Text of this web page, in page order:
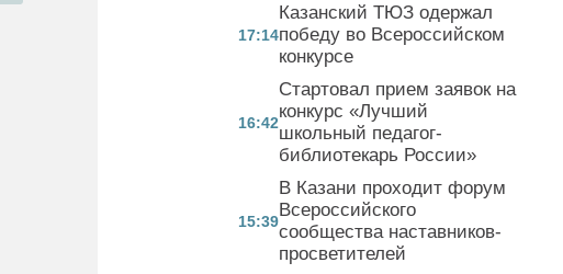
17:14
Казанский ТЮЗ одержал
победу во Всероссийском
конкурсе
16:42
Стартовал прием заявок на
конкурс «Лучший
школьный педагог-
библиотекарь России»
15:39
В Казани проходит форум
Всероссийского
сообщества наставников-
просветителей